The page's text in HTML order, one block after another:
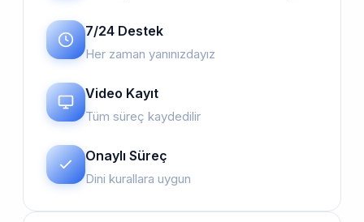
7/24 Destek
Her zaman yanınızdayız
Video Kayıt
Tüm süreç kaydedilir
Onaylı Süreç
Dini kurallara uygun